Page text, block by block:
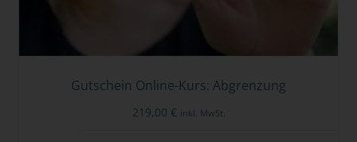
Gutschein Online-Kurs: Abgrenzung
219,00 € inkl. MwSt.